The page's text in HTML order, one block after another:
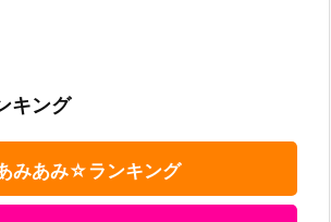
キング
みあみ☆ランキング